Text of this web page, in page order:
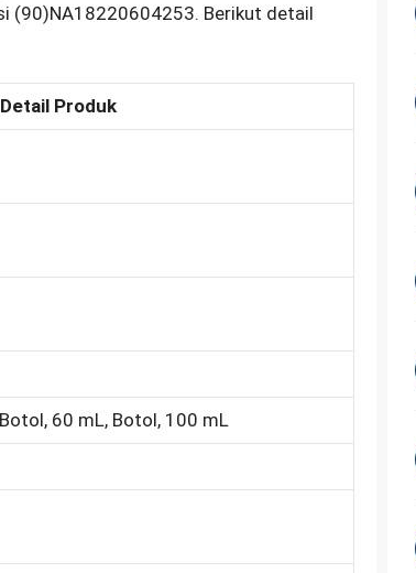
(90)NA18220604253. Berikut detail
Detail Produk
60 mL, Botol, 100 mL